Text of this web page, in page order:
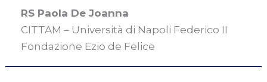
RS Paola De Joanna
CITTAM – Università di Napoli Federico II
Fondazione Ezio de Felice